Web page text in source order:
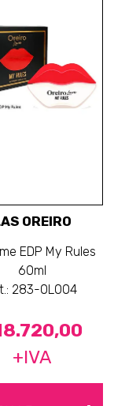
OREIRO
EDP My Rules
60ml
283-0L004
+IVA